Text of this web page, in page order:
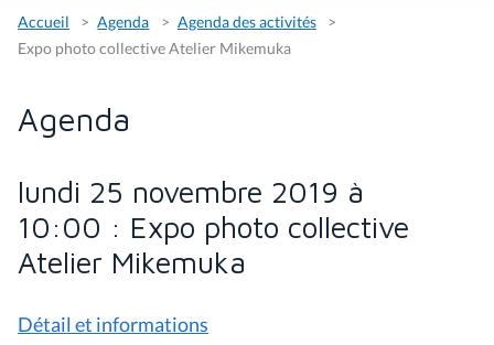
Accueil Agenda
Agenda des activités
Expo photo collective Atelier Mikemuka
Agenda
lundi 25 novembre 2019 à
10:00 : Expo photo collective
Atelier Mikemuka
Détail et informations